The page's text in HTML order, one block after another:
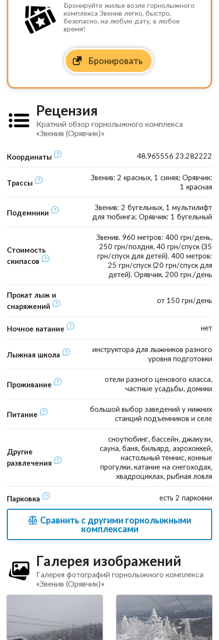
Бронируйте жилье возле горнолыжного
комплекса Звенив легко, быстро,
безопасно, на любую дату, в любое
время!
Бронировать
Рецензия
Краткий обзор горнолыжного комплекса
«Звенив (Орявчик)»
Координаты 48.965556 23.282222
Трассы
Звенив: 2 красных, 1 синяя; Орявчик:
1 красная
Подемники
Звенив: 2 бугельных, 1 мультилифт
для тюбинга; Орявчик: 1 бугельный
Стоимость
скипасов
Звенив. 960 метров: 400 грн/день,
250 грн/полдня, 40 грн/спуск (35
грн/спуск для детей). 400 метров:
25 грн/спуск (20 грн/спуск для
детей). Орявчик. 200 грн./день
Прокат лыж и
снаряжений
от 150 грн/день
Ночное катание нет
Лыжная школа
инструктора для лыжников разного
уровня подготовки
Проживание
отели разного ценового класса,
частные усадьбы, домики
Питание
большой выбор заведений у нижних
станций подъемников и селе
Другие
развлечения
сноутюбинг, бассейн, джакузи,
сауна, баня, бильярд, аэрохоккей,
настольный теннис, конные
прогулки, катание на снегоходах,
квадроциклах, рыбная ловля
Парковка есть 2 парковки
Сравнить с другими горнолыжными
комплексами
Галерея изображений
Галерея фотографий горнолыжного комплекса
«Звенив (Орявчик)»